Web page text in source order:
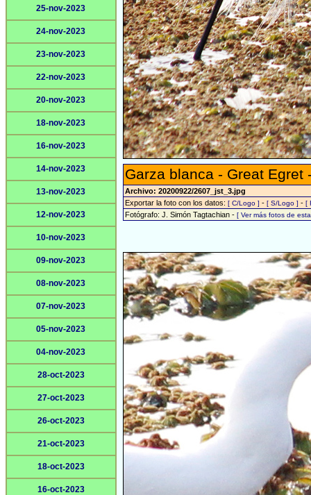
25-nov-2023
24-nov-2023
23-nov-2023
22-nov-2023
20-nov-2023
18-nov-2023
16-nov-2023
14-nov-2023
13-nov-2023
12-nov-2023
10-nov-2023
09-nov-2023
08-nov-2023
07-nov-2023
05-nov-2023
04-nov-2023
28-oct-2023
27-oct-2023
26-oct-2023
21-oct-2023
18-oct-2023
16-oct-2023
Garza blanca - Great Egret
Archivo: 20200922/2607_jst_3.jpg
Exportar la foto con los datos: [ C/Logo ] - [ S/Logo ] - [
Fotógrafo: J. Simón Tagtachian - [ Ver más fotos de